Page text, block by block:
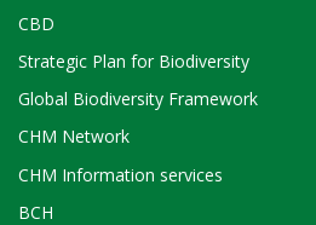
CBD
Strategic Plan for Biodiversity
Global Biodiversity Framework
CHM Network
CHM Information services
BCH